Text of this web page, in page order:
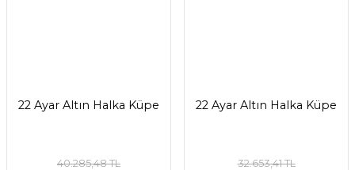
22 Ayar Altın Halka Küpe
40.285,48 TL
22 Ayar Altın Halka Küpe
32.653,41 TL